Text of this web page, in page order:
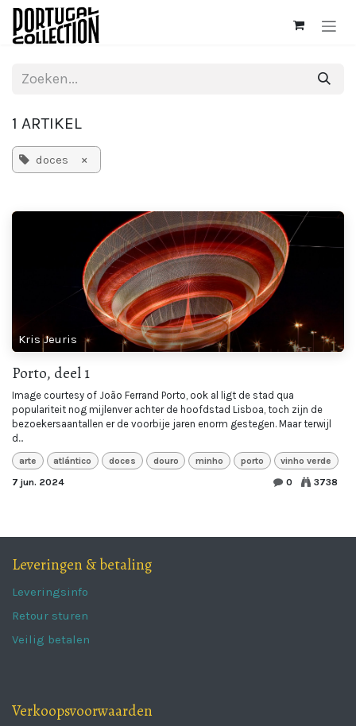
Overslaan naar inhoud
1 ARTIKEL
doces ×
Kris Jeuris
Porto, deel 1
Image courtesy of João Ferrand Porto, ook al ligt de stad qua
populariteit nog mijlenver achter de hoofdstad Lisboa, toch zijn de
bezoekersaantallen er de voorbije jaren enorm gestegen. Maar terwijl
d...
arte atlántico doces douro minho porto
vinho verde
7 jun. 2024
0 3738
Leveringen & betaling
Leveringsinfo
Retour sturen
Veilig betalen
Verkoopsvoorwaarden